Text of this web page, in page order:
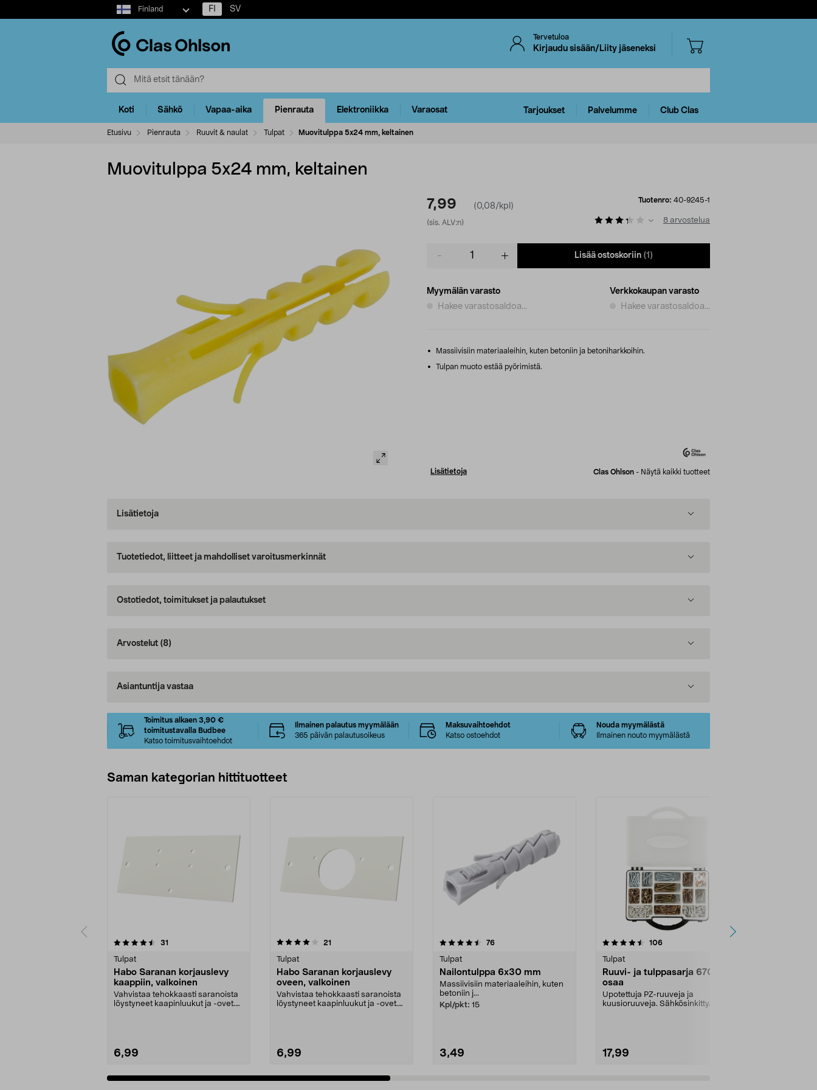
Select
market
Finland FI SV
Tervetuloa
Kirjaudu sisään/Liity jäseneksi
Koti Sähkö Vapaa-aika Pienrauta Elektroniikka Varaosat Tarjoukset Palvelumme Club Clas
Etusivu Pienrauta Ruuvit & naulat Tulpat Muovitulppa 5x24 mm, keltainen
Muovitulppa 5x24 mm, keltainen
7,99 (0,08/kpl)
(sis. ALV:n)
Tuotenro: 40-9245-1
8 arvostelua
Lisää ostoskoriin (1)
Myymälän varasto
Hakee varastosaldoa...
Verkkokaupan varasto
Hakee varastosaldoa...
Massiivisiin materiaaleihin, kuten betoniin ja betoniharkkoihin.
Tulpan muoto estää pyörimistä.
Lisätietoja Clas Ohlson - Näytä kaikki tuotteet
Lisätietoja
Tuotetiedot, liitteet ja mahdolliset varoitusmerkinnät
Ostotiedot, toimitukset ja palautukset
Arvostelut (8)
Asiantuntija vastaa
Toimitus alkaen 3,90 €
toimitustavalla Budbee
Katso toimitusvaihtoehdot
Ilmainen palautus myymälään
365 päivän palautusoikeus
Maksuvaihtoehdot
Katso ostoehdot
Nouda myymälästä
Ilmainen nouto myymälästä
Saman kategorian hittituotteet
31
Tulpat
Habo Saranan korjauslevy
kaappiin, valkoinen
Vahvistaa tehokkaasti saranoista
löystyneet kaapinluukut ja -ovet.
6,99
4.0 viidestä
21
Tulpat
Habo Saranan korjauslevy
oveen, valkoinen
Vahvistaa tehokkaasti saranoista
löystyneet kaapinluukut ja -ovet.
6,99
4.5 viidestä
76arvostelut
Tulpat
Nailontulppa 6x30 mm
Massiivisiin materiaaleihin, kuten
betoniin j...
Kpl/pkt: 15
3,49
4.5 viidestä
106arvostelut
Tulpat
Ruuvi- ja tulppasarja 670
osaa
Upotettuja PZ-ruuveja ja
kuusioruuveja. Sähkösinkitty.
17,99
4.5 viidestä